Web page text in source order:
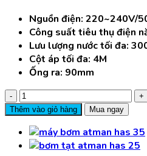
Nguồn điện: 220~240V/
Công suất tiêu thụ điện
Lưu lượng nước tối đa:
Cột áp tối đa: 4M
Ống ra: 90mm
Bơm
Tạt
Has
30
Thêm vào giỏ hàng Mua ngay